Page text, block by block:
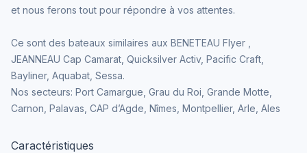
et nous ferons tout pour répondre à vos attentes.
Ce sont des bateaux similaires aux BENETEAU Flyer ,
JEANNEAU Cap Camarat, Quicksilver Activ, Pacific Craft,
Bayliner, Aquabat, Sessa.
Nos secteurs: Port Camargue, Grau du Roi, Grande Motte,
Carnon, Palavas, CAP d’Agde, Nîmes, Montpellier, Arle, Ales
Caractéristiques